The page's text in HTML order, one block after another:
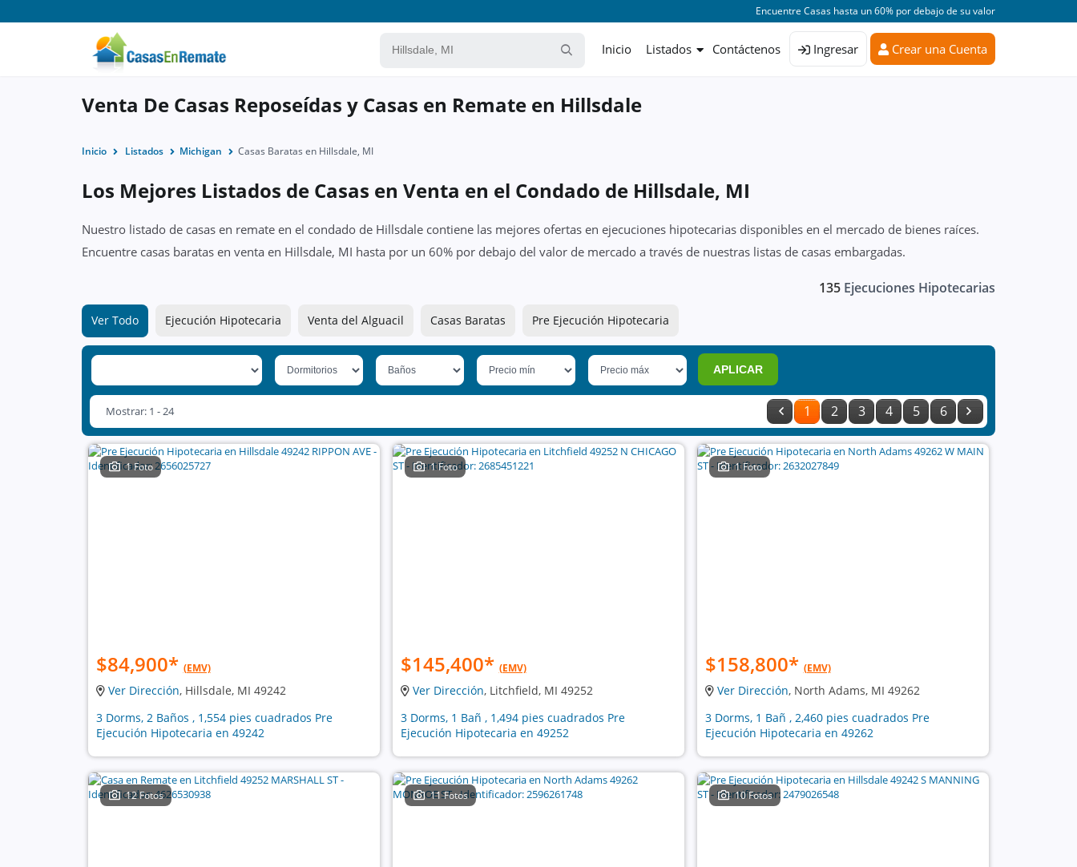
Encuentre Casas hasta un 60% por debajo de su valor
Inicio Listados Contáctenos Ingresar Crear una Cuenta
Venta De Casas Reposeídas y Casas en Remate en Hillsdale
Inicio Listados Michigan Casas Baratas en Hillsdale, MI
Los Mejores Listados de Casas en Venta en el Condado de Hillsdale, MI
Nuestro listado de casas en remate en el condado de Hillsdale contiene las mejores ofertas en ejecuciones hipotecarias disponibles en el mercado de bienes raíces.
Encuentre casas baratas en venta en Hillsdale, MI hasta por un 60% por debajo del valor de mercado a través de nuestras listas de casas embargadas.
135 Ejecuciones Hipotecarias
Ver Todo Ejecución Hipotecaria Venta del Alguacil Casas Baratas Pre Ejecución Hipotecaria
APLICAR
1 2 3 4 5 6
Mostrar: 1 - 24
1 Foto
$84,900* (EMV)
Ver Dirección, Hillsdale, MI 49242
3 Dorms, 2 Baños , 1,554 pies cuadrados Pre
Ejecución Hipotecaria en 49242
1 Foto
$145,400* (EMV)
Ver Dirección, Litchfield, MI 49252
3 Dorms, 1 Bañ , 1,494 pies cuadrados Pre
Ejecución Hipotecaria en 49252
1 Foto
$158,800* (EMV)
Ver Dirección, North Adams, MI 49262
3 Dorms, 1 Bañ , 2,460 pies cuadrados Pre
Ejecución Hipotecaria en 49262
12 Fotos 11 Fotos 10 Fotos